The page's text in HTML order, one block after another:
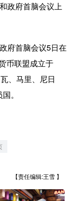
悦读
湖南
重庆
政府首脑会议上
府首脑会议5日在
币联盟成立于
、马里、尼日
。
【责任编辑:王雪 】